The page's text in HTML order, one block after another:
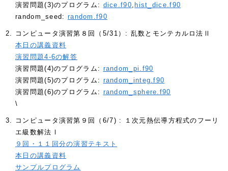
演習問題(3)のプログラム: dice.f90 hist_dice.f90
random_seed: random.f90
コンピュータ演習第８回（5/31）: 乱数とモンテカルロ法Ⅱ
本日の講義資料
演習問題4-6の解答
演習問題(4)のプログラム: random_pi.f90
演習問題(5)のプログラム: random_integ.f90
演習問題(6)のプログラム: random_sphere.f90
\
コンピュータ演習第９回（6/7) : １次元熱伝導方程式のフーリ
エ級数解法Ⅰ
９回・１１回分の演習テキスト
本日の講義資料
サンプルプログラム